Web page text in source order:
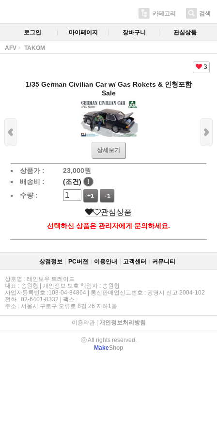
카테고리 검색
로그인 마이페이지 장바구니 관심상품
AFV TAKOM
3
1/35 German Civilian Car w/ Gas Rokets & 인형포함
Sale
상세보기
상품가 : 23,000원
배송비 :
(조건)
!
수량 :
+1 -1
관심상품
선택하신 상품은 관리자에게 문의하세요.
상점정보 PC버젼 이용안내 고객센터 커뮤니티
상호명 : 레인보우 트레이드
대표 : 송원형 | 개인정보 보호 책임자 : 송원형
사업자등록번호 :108-04-84864 | 통신판매업신고번호 : 광명시 신고 2004-102
전화 : 02-6401-8332 | 팩스 :
주소 : 서울시 구로구 오류로 8길 26 지하1층
이용약관| 개인정보처리방침
ⓒ All rights reserved.
MakeShop